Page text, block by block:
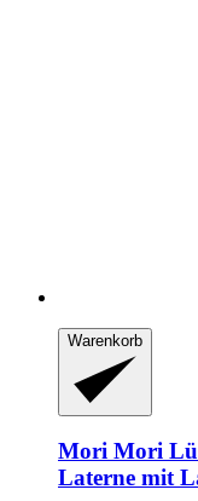
Warenkorb
Mori Mori
Laterne mit